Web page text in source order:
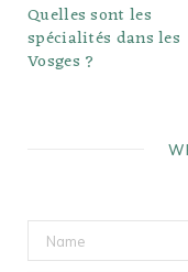
Quelles sont les
spécialités dans les
Vosges ?